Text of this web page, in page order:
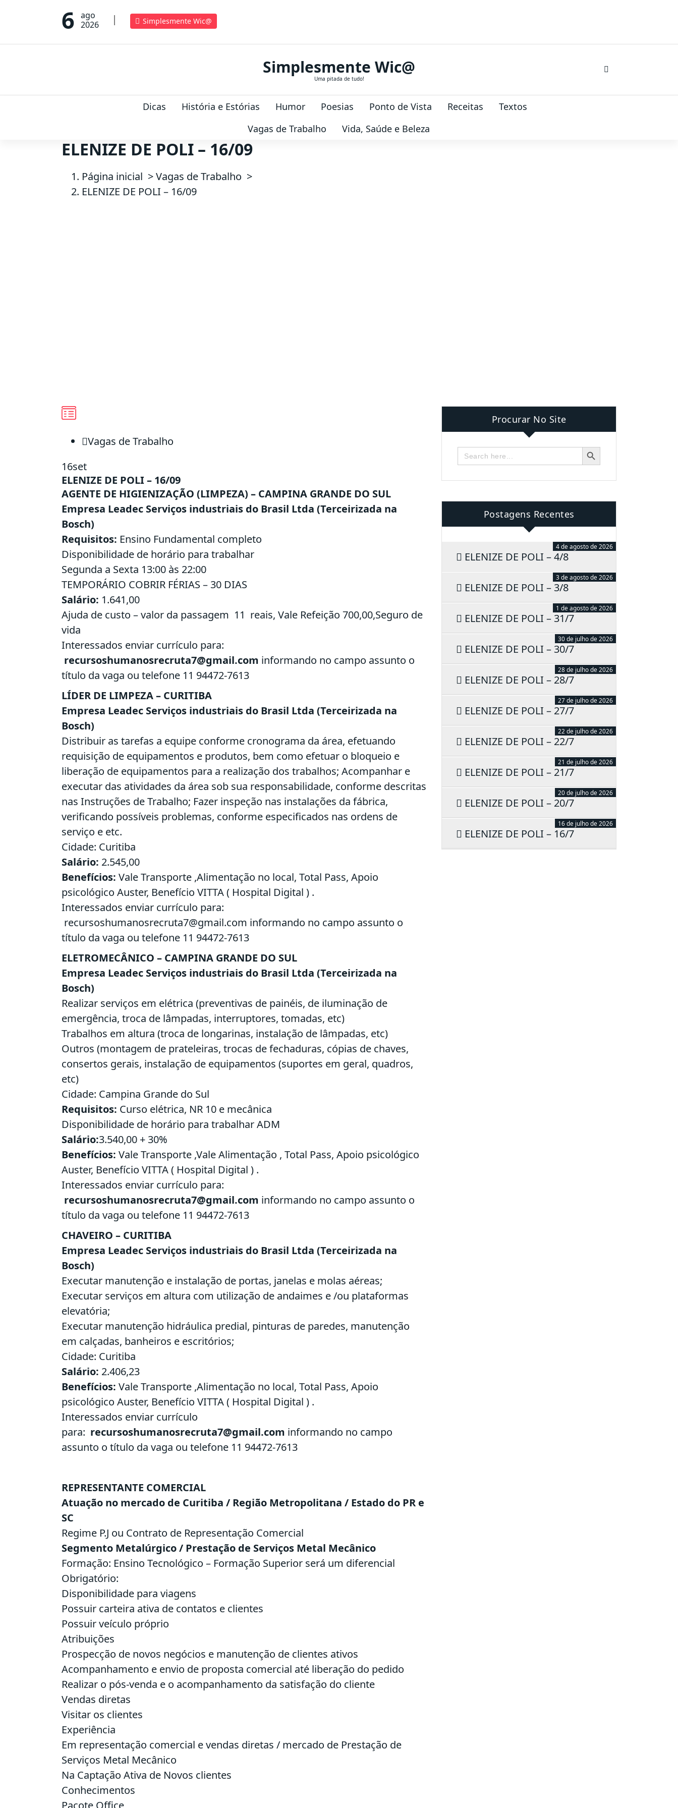
a
6 ago
2026
Simplesmente Wic@
Simplesmente Wic@
Uma pitada de tudo!
Dicas História e Estórias Humor Poesias Ponto de Vista Receitas
Textos
Vagas de Trabalho
Vida, Saúde e Beleza
ELENIZE DE POLI – 16/09
Página inicial >Vagas de Trabalho >
ELENIZE DE POLI – 16/09
Vagas de Trabalho
16set
ELENIZE DE POLI – 16/09
AGENTE DE HIGIENIZAÇÃO (LIMPEZA) – CAMPINA GRANDE DO SUL
Empresa Leadec Serviços industriais do Brasil Ltda (Terceirizada na
Bosch)
Requisitos: Ensino Fundamental completo
Disponibilidade de horário para trabalhar
Segunda a Sexta 13:00 às 22:00
TEMPORÁRIO COBRIR FÉRIAS – 30 DIAS
Salário: 1.641,00
Ajuda de custo – valor da passagem 11 reais, Vale Refeição 700,00,Seguro de
vida
Interessados enviar currículo para:
recursoshumanosrecruta7@gmail.com informando no campo assunto o
título da vaga ou telefone 11 94472-7613
LÍDER DE LIMPEZA – CURITIBA
Empresa Leadec Serviços industriais do Brasil Ltda (Terceirizada na
Bosch)
Distribuir as tarefas a equipe conforme cronograma da área, efetuando
requisição de equipamentos e produtos, bem como efetuar o bloqueio e
liberação de equipamentos para a realização dos trabalhos; Acompanhar e
executar das atividades da área sob sua responsabilidade, conforme descritas
nas Instruções de Trabalho; Fazer inspeção nas instalações da fábrica,
verificando possíveis problemas, conforme especificados nas ordens de
serviço e etc.
Cidade: Curitiba
Salário: 2.545,00
Benefícios: Vale Transporte ,Alimentação no local, Total Pass, Apoio
psicológico Auster, Benefício VITTA ( Hospital Digital ) .
Interessados enviar currículo para:
recursoshumanosrecruta7@gmail.com informando no campo assunto o
título da vaga ou telefone 11 94472-7613
ELETROMECÂNICO – CAMPINA GRANDE DO SUL
Empresa Leadec Serviços industriais do Brasil Ltda (Terceirizada na
Bosch)
Realizar serviços em elétrica (preventivas de painéis, de iluminação de
emergência, troca de lâmpadas, interruptores, tomadas, etc)
Trabalhos em altura (troca de longarinas, instalação de lâmpadas, etc)
Outros (montagem de prateleiras, trocas de fechaduras, cópias de chaves,
consertos gerais, instalação de equipamentos (suportes em geral, quadros,
etc)
Cidade: Campina Grande do Sul
Requisitos: Curso elétrica, NR 10 e mecânica
Disponibilidade de horário para trabalhar ADM
Salário:3.540,00 + 30%
Benefícios: Vale Transporte ,Vale Alimentação , Total Pass, Apoio psicológico
Auster, Benefício VITTA ( Hospital Digital ) .
Interessados enviar currículo para:
recursoshumanosrecruta7@gmail.com informando no campo assunto o
título da vaga ou telefone 11 94472-7613
CHAVEIRO – CURITIBA
Empresa Leadec Serviços industriais do Brasil Ltda (Terceirizada na
Bosch)
Executar manutenção e instalação de portas, janelas e molas aéreas;
Executar serviços em altura com utilização de andaimes e /ou plataformas
elevatória;
Executar manutenção hidráulica predial, pinturas de paredes, manutenção
em calçadas, banheiros e escritórios;
Cidade: Curitiba
Salário: 2.406,23
Benefícios: Vale Transporte ,Alimentação no local, Total Pass, Apoio
psicológico Auster, Benefício VITTA ( Hospital Digital ) .
Interessados enviar currículo
para: recursoshumanosrecruta7@gmail.com informando no campo
assunto o título da vaga ou telefone 11 94472-7613
REPRESENTANTE COMERCIAL
Atuação no mercado de Curitiba / Região Metropolitana / Estado do PR e
SC
Regime P.J ou Contrato de Representação Comercial
Segmento Metalúrgico / Prestação de Serviços Metal Mecânico
Formação: Ensino Tecnológico – Formação Superior será um diferencial
Obrigatório:
Disponibilidade para viagens
Possuir carteira ativa de contatos e clientes
Possuir veículo próprio
Atribuições
Prospecção de novos negócios e manutenção de clientes ativos
Acompanhamento e envio de proposta comercial até liberação do pedido
Realizar o pós-venda e o acompanhamento da satisfação do cliente
Vendas diretas
Visitar os clientes
Experiência
Em representação comercial e vendas diretas / mercado de Prestação de
Serviços Metal Mecânico
Na Captação Ativa de Novos clientes
Conhecimentos
Pacote Office
Procurar No Site
Search
for:
Search Button
Postagens Recentes
ELENIZE DE POLI – 4/8
4 de agosto de 2026
ELENIZE DE POLI – 3/8
3 de agosto de 2026
ELENIZE DE POLI – 31/7
1 de agosto de 2026
ELENIZE DE POLI – 30/7
30 de julho de 2026
ELENIZE DE POLI – 28/7
28 de julho de 2026
ELENIZE DE POLI – 27/7
27 de julho de 2026
ELENIZE DE POLI – 22/7
22 de julho de 2026
ELENIZE DE POLI – 21/7
21 de julho de 2026
ELENIZE DE POLI – 20/7
20 de julho de 2026
ELENIZE DE POLI – 16/7
16 de julho de 2026